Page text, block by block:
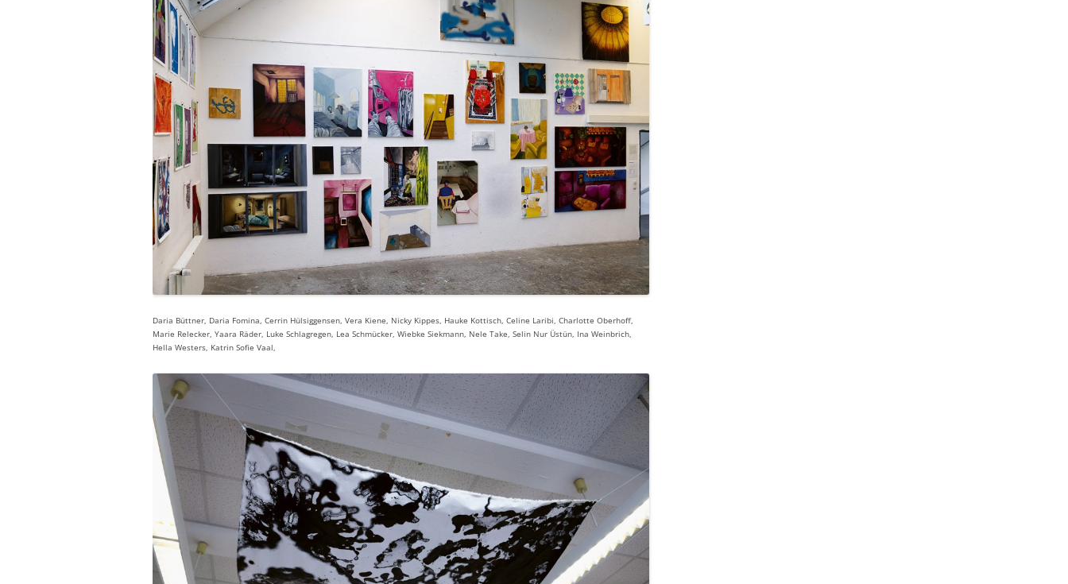
Daria Büttner, Daria Fomina, Cerrin Hülsiggensen, Vera Kiene, Nicky Kippes, Hauke Kottisch, Celine Laribi, Charlotte Oberhoff,
Marie Relecker, Yaara Räder, Luke Schlagregen, Lea Schmücker, Wiebke Siekmann, Nele Take, Selin Nur Üstün, Ina Weinbrich,
Hella Westers, Katrin Sofie Vaal,